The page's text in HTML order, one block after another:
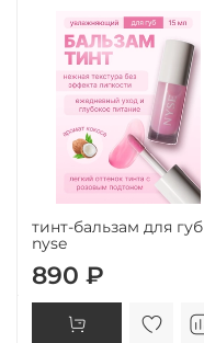
тинт-бальзам для губ
nyse
890 ₽